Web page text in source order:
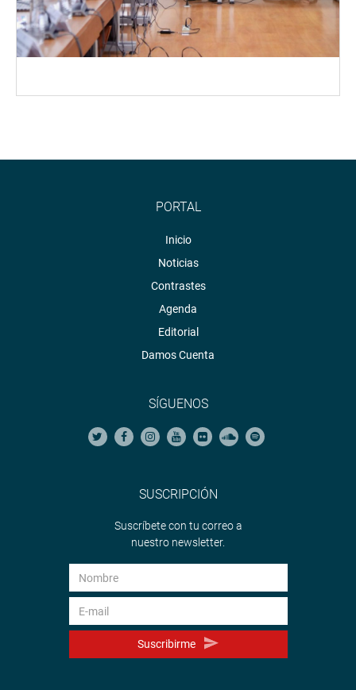
PORTAL
Inicio
Noticias
Contrastes
Agenda
Editorial
Damos Cuenta
SÍGUENOS
SUSCRIPCIÓN
Suscríbete con tu correo a
nuestro newsletter.
Suscribirme